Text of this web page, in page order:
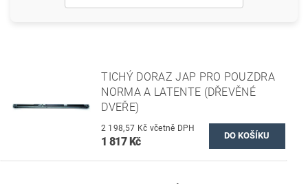
TICHÝ DORAZ JAP PRO POUZDRA
NORMA A LATENTE (DŘEVĚNÉ
DVEŘE)
2 198,57 Kč včetně DPH
1 817 Kč